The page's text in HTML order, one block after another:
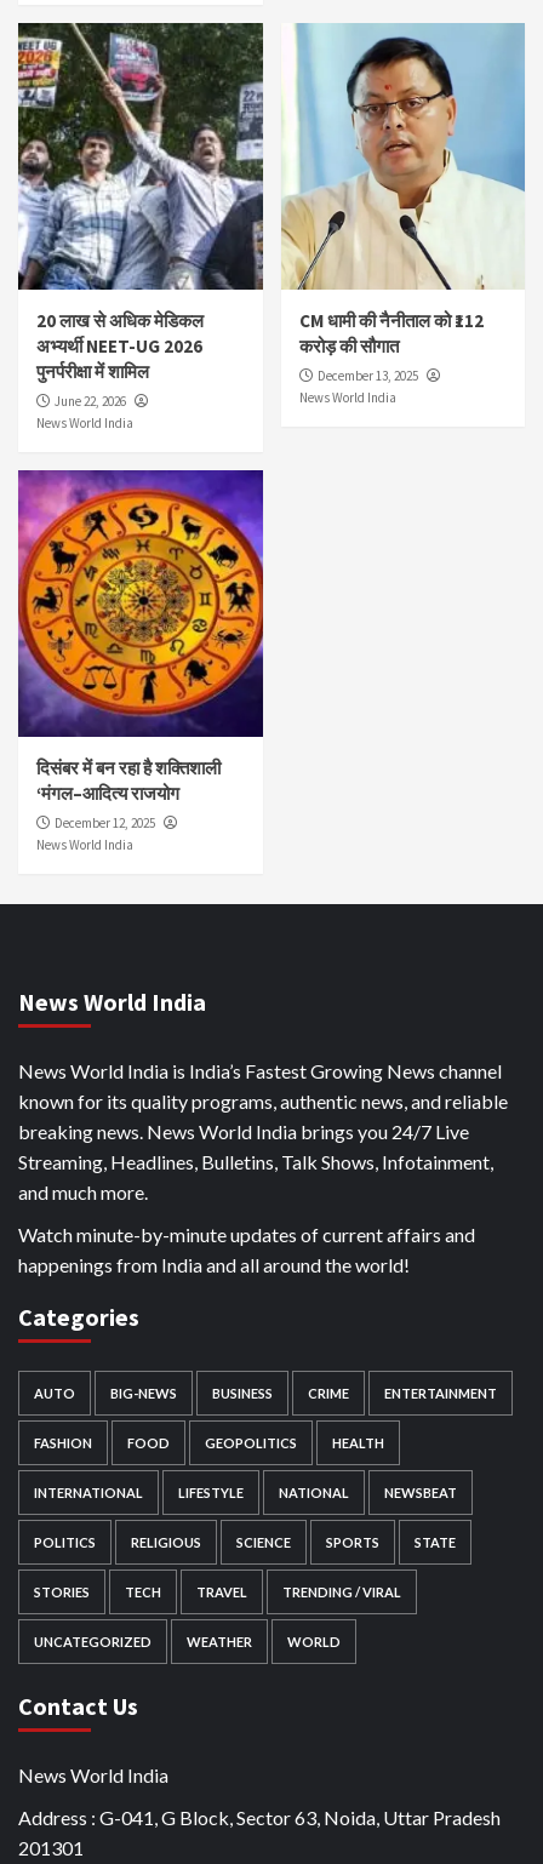
20 लाख से अधिक मेडिकल
अभ्यर्थी NEET-UG 2026
पुनर्परीक्षा में शामिल
June 22, 2026
News World India
CM धामी की नैनीताल को ₹112
करोड़ की सौगात
December 13, 2025
News World India
दिसंबर में बन रहा है शक्तिशाली
‘मंगल–आदित्य राजयोग
December 12, 2025
News World India
News World India
News World India is India’s Fastest Growing News channel
known for its quality programs, authentic news, and reliable
breaking news. News World India brings you 24/7 Live
Streaming, Headlines, Bulletins, Talk Shows, Infotainment,
and much more.
Watch minute-by-minute updates of current affairs and
happenings from India and all around the world!
Categories
AUTO BIG-NEWS BUSINESS CRIME ENTERTAINMENT
FASHION FOOD GEOPOLITICS HEALTH
INTERNATIONAL LIFESTYLE NATIONAL NEWSBEAT
POLITICS RELIGIOUS SCIENCE SPORTS STATE
STORIES TECH TRAVEL TRENDING / VIRAL
UNCATEGORIZED WEATHER WORLD
Contact Us
News World India
Address : G-041, G Block, Sector 63, Noida, Uttar Pradesh
201301